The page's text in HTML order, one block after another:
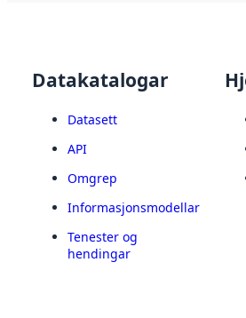
Datakatalogar
Datasett
API
Omgrep
Informasjonsmodellar
Tenester og
hendingar